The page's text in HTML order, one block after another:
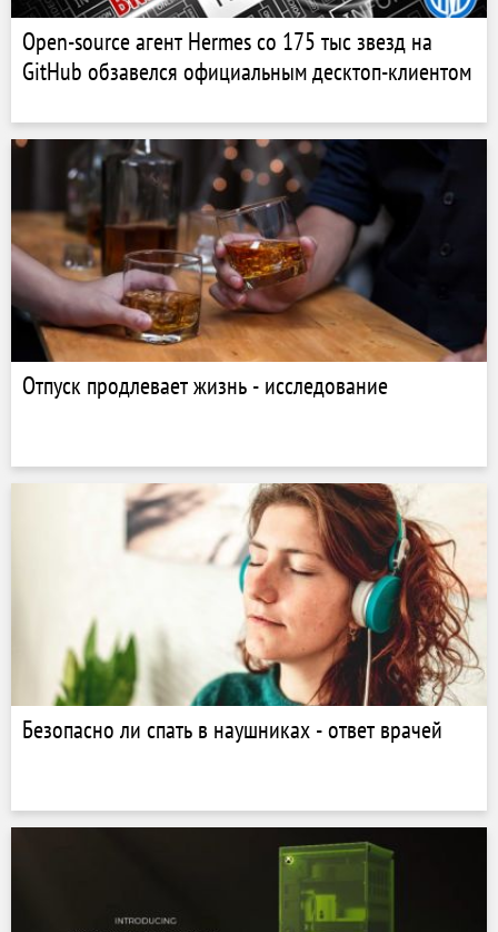
Open-source агент Hermes со 175 тыс звезд на
GitHub обзавелся официальным десктоп-клиентом
Отпуск продлевает жизнь - исследование
Безопасно ли спать в наушниках - ответ врачей